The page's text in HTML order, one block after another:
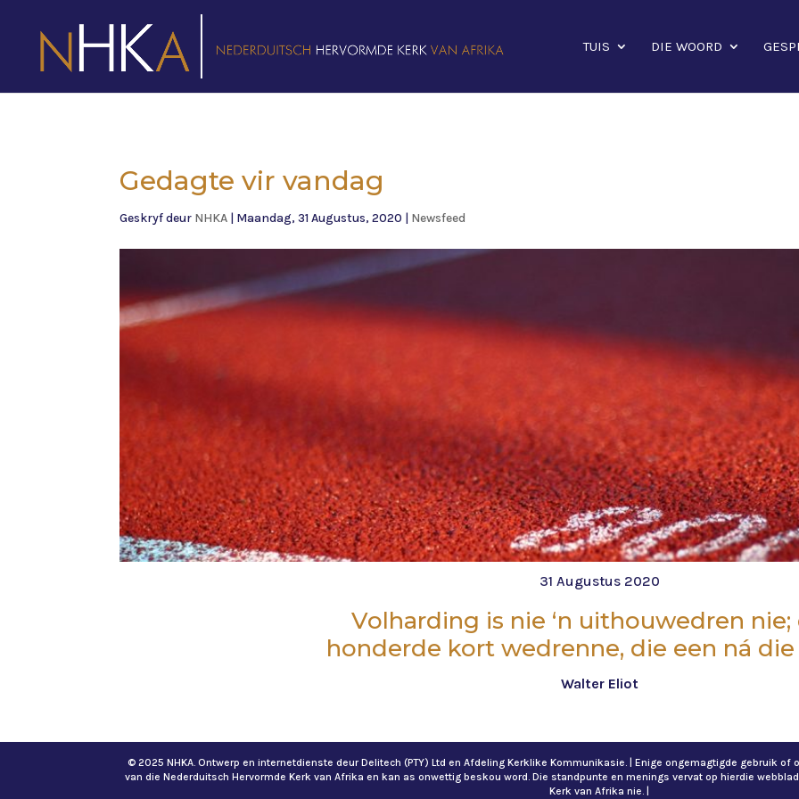
TUIS DIE WOORD
Gedagte vir vandag
Geskryf deur NHKA | Maandag, 31 Augustus, 2020 | Newsfeed
31 Augustus 2020
Volharding is nie ‘n uithouwedren nie;
honderde kort wedrenne, die een ná die
Walter Eliot
© 2025 NHKA. Ontwerp en internetdienste deur Delitech (PTY) Ltd en Afdeling Kerklike Kommunikasie. | Enige ongemagtigde gebruik
van die Nederduitsch Hervormde Kerk van Afrika en kan as onwettig beskou word. Die standpunte en menings vervat op hierdie
Kerk van Afrika nie. |